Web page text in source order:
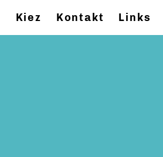
Kiez Kontakt Links